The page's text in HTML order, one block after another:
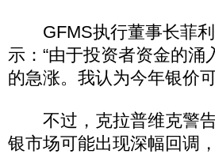
GFMS执行董事长菲利
示：“由于投资者资金的
的急涨。我认为今年银价
不过，克拉普维克警告
银市场可能出现深幅回调